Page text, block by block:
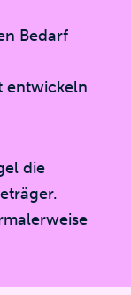
Bedarf
entwickeln
die